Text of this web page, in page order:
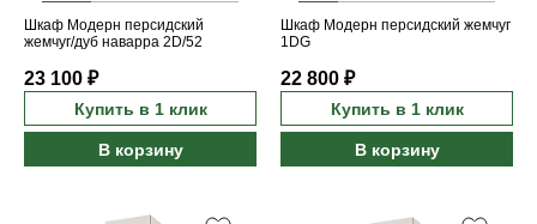
Шкаф Модерн персидский
жемчуг/дуб наварра 2D/52
23 100 ₽
Купить в 1 клик
В корзину
Шкаф Модерн персидский жемчуг
1DG
22 800 ₽
Купить в 1 клик
В корзину